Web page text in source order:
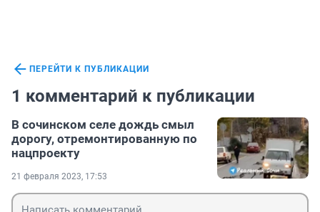
ПЕРЕЙТИ К ПУБЛИКАЦИИ
1 комментарий к публикации
В сочинском селе дождь смыл
дорогу, отремонтированную по
нацпроекту
21 февраля 2023, 17:53